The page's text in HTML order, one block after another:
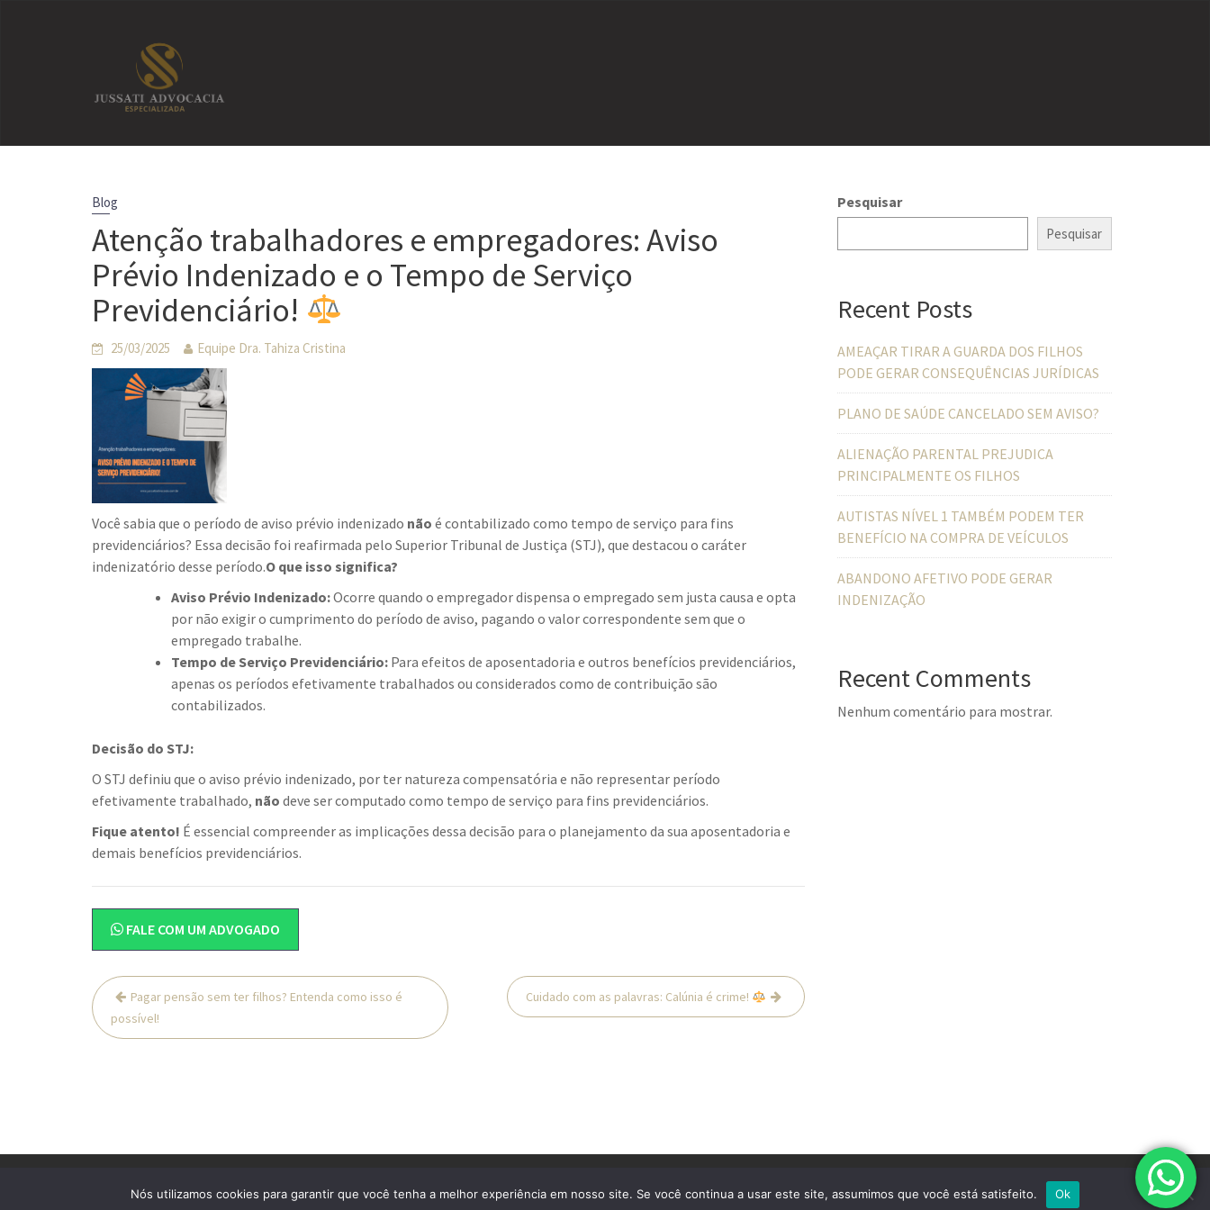
Blog
Atenção trabalhadores e empregadores: Aviso
Prévio Indenizado e o Tempo de Serviço
Previdenciário!
25/03/2025 Equipe Dra. Tahiza Cristina
Você sabia que o período de aviso prévio indenizado não é contabilizado como tempo de serviço para fins
previdenciários? Essa decisão foi reafirmada pelo Superior Tribunal de Justiça (STJ), que destacou o caráter
indenizatório desse período.O que isso significa?
Aviso Prévio Indenizado:Ocorre quando o empregador dispensa o empregado sem justa causa e opta
por não exigir o cumprimento do período de aviso, pagando o valor correspondente sem que o
empregado trabalhe.
Tempo de Serviço Previdenciário: Para efeitos de aposentadoria e outros benefícios previdenciários,
apenas os períodos efetivamente trabalhados ou considerados como de contribuição são
contabilizados.​
Decisão do STJ:
O STJ definiu que o aviso prévio indenizado, por ter natureza compensatória e não representar período
efetivamente trabalhado, não deve ser computado como tempo de serviço para fins previdenciários. ​
Fique atento! É essencial compreender as implicações dessa decisão para o planejamento da sua aposentadoria e
demais benefícios previdenciários.
FALE COM UM ADVOGADO
Navegação
de
Post
Pagar pensão sem ter filhos? Entenda como isso é
possível!
Cuidado com as palavras: Calúnia é crime!
Pesquisar
Pesquisar
Recent Posts
AMEAÇAR TIRAR A GUARDA DOS FILHOS
PODE GERAR CONSEQUÊNCIAS JURÍDICAS
PLANO DE SAÚDE CANCELADO SEM AVISO?
ALIENAÇÃO PARENTAL PREJUDICA
PRINCIPALMENTE OS FILHOS
AUTISTAS NÍVEL 1 TAMBÉM PODEM TER
BENEFÍCIO NA COMPRA DE VEÍCULOS
ABANDONO AFETIVO PODE GERAR
INDENIZAÇÃO
Recent Comments
Nenhum comentário para mostrar.
© All Right ReservedLawyer Zone byAcme Themes
Nós utilizamos cookies para garantir que você tenha a melhor experiência em nosso site. Se você continua a usar este site, assumimos que você está satisfeito. Ok